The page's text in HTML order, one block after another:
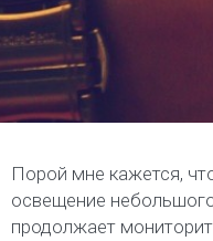
Порой мне кажется,
освещение
продолжает